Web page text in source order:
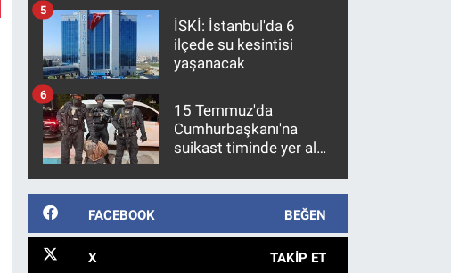
İSKİ: İstanbul'da 6
ilçede su kesintisi
yaşanacak
5
15 Temmuz'da
Cumhurbaşkanı'na
suikast timinde yer alan
10 yıl sonra yakalandı
6
FACEBOOK BEĞEN
X TAKIP ET